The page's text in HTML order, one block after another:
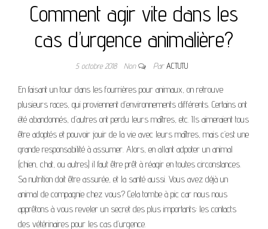
Comment agir vite dans les
cas d’urgence animalière?
5 octobre 2018 Non ParACTUTU
En faisant un tour dans les fourrières pour animaux, on retrouve
plusieurs races, qui proviennent d’environnements différents. Certains ont
été abandonnés, d’autres ont perdu leurs maîtres, etc. Ils aimeraient tous
être adoptés et pouvoir jouir de la vie avec leurs maîtres, mais c’est une
grande responsabilité à assumer. Alors, en allant adpoter un animal
(chien, chat, ou autres) il faut être prêt à réagir en toutes circonstances.
Sa nutrition doit être assurée, et la santé aussi. Vous avez déjà un
animal de compagnie chez vous? Cela tombe à pic car nous nous
apprêtons à vous reveler un secret des plus importants: les contacts
des vétérinaires pour les cas d’urgence.